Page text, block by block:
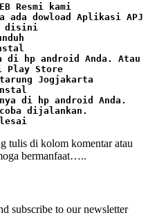
Resmi kami
ada dowload Aplikasi APJ
disini
hp android Anda. Atau
Play Store
Jogjakarta
di hp android Anda.
dijalankan.
tulis di kolom komentar atau
bermanfaat…..
subscribe to our newsletter